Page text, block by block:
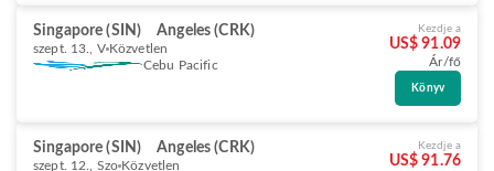
Singapore (SIN) Angeles (CRK)
szept. 13., V Közvetlen
Cebu Pacific
Kezdje a
US$ 91.09
Ár/fő
Könyv
Singapore (SIN) Angeles (CRK)
szept. 12., Szo Közvetlen
Kezdje a
US$ 91.76